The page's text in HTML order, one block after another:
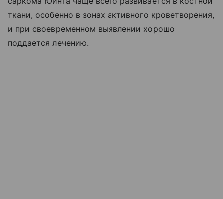
ткани, особенно в зонах активного кроветворения,
и при своевременном выявлении хорошо
поддается лечению.